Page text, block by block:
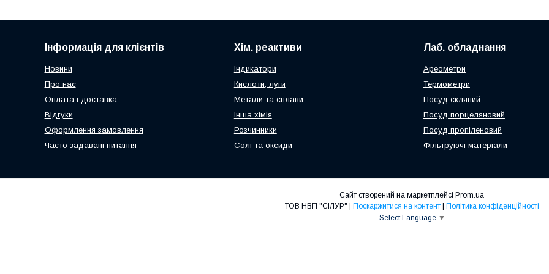
Інформація для клієнтів
Новини
Про нас
Оплата і доставка
Відгуки
Оформлення замовлення
Часто задавані питання
Хім. реактиви
Індикатори
Кислоти, луги
Метали та сплави
Інша хімія
Розчинники
Солі та оксиди
Лаб. обладнання
Ареометри
Термометри
Посуд скляний
Посуд порцеляновий
Посуд пропіленовий
Фільтруючі матеріали
Сайт створений на маркетплейсі Prom.ua
Поскаржитися на контент
Політика конфіденційності
Select Language ▼